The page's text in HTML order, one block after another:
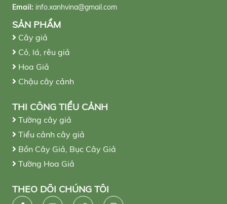
Email: info.xanhvina@gmail.com
SẢN PHẨM
Cây giả
Cỏ, lá, rêu giả
Hoa Giả
Chậu cây cảnh
THI CÔNG TIỂU CẢNH
Tường cây giả
Tiểu cảnh cây giả
Bồn Cây Giả, Bục Cây Giả
Tường Hoa Giả
THEO DÕI CHÚNG TÔI